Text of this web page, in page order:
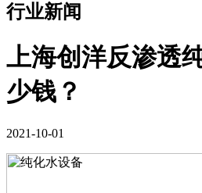
行业新闻
上海创洋反渗透
少钱？
2021-10-01